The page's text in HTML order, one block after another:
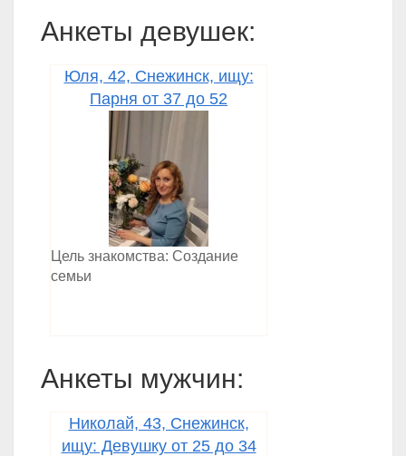
Анкеты девушек:
Юля, 42, Снежинск, ищу:
Парня от 37 до 52
Цель знакомства: Создание
семьи
Анкеты мужчин:
Николай, 43, Снежинск,
ищу: Девушку от 25 до 34